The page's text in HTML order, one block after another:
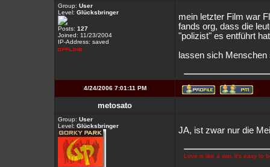
Group: User
Level: Glücksbringer
Posts: 127
Joined: 11/23/2004
IP-Address: saved
mein letzter Film war
fands org, dass die
"polizist" es entführt
lassen sich
4/24/2006 7:01:11 PM
metosato
Group: User
Level: Glücksbringer JA, ist zwar nur die
Love is like a war, it's easy to